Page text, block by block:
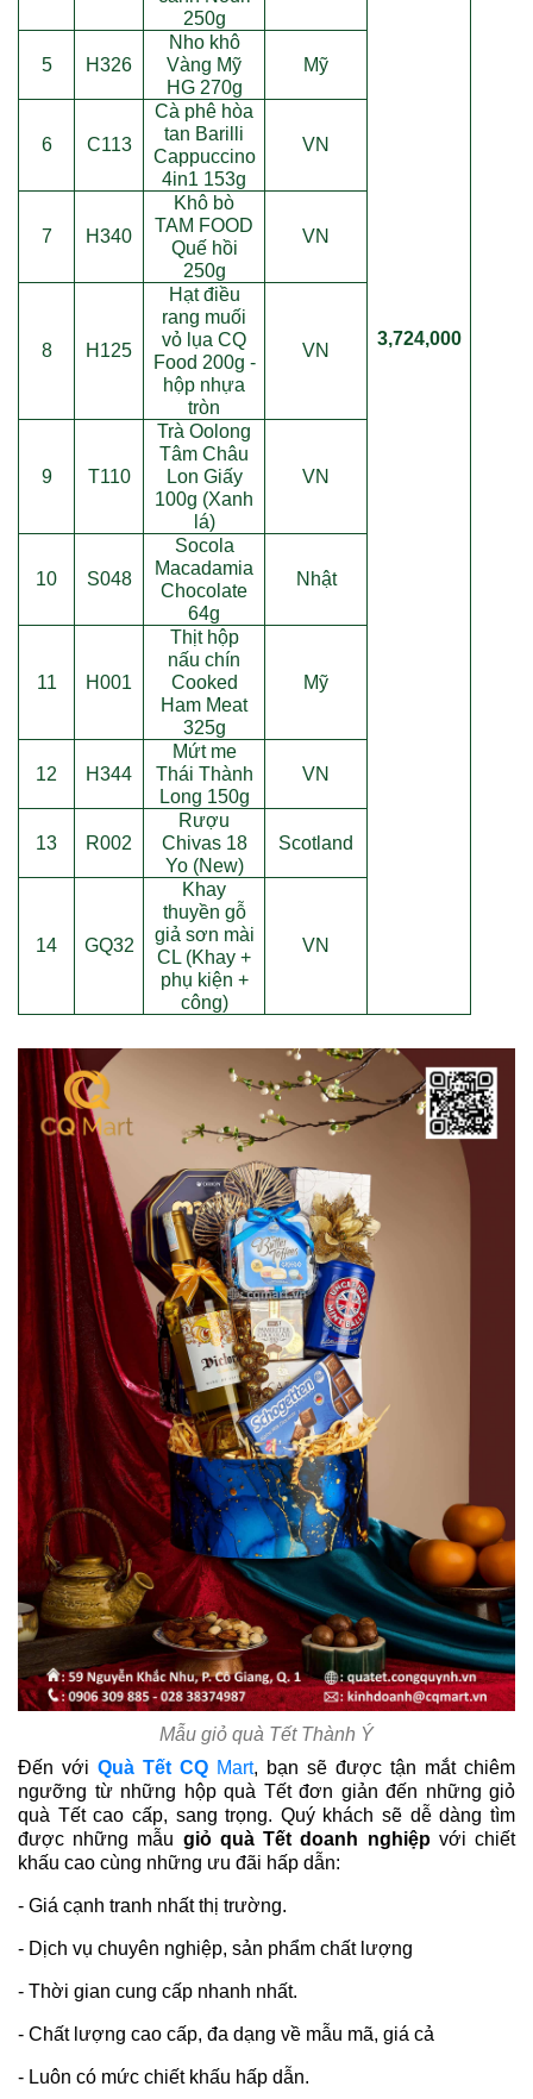
3,724,000
250g
5 H326
Nho khô
Vàng Mỹ
HG 270g
Mỹ
6 C113
Cà phê hòa
tan Barilli
Cappuccino
4in1 153g
VN
7 H340
Khô bò
TAM FOOD
Quế hồi
250g
VN
8 H125
Hạt điều
rang muối
vỏ lụa CQ
Food 200g -
hộp nhựa
tròn
VN
9 T110
Trà Oolong
Tâm Châu
Lon Giấy
100g (Xanh
lá)
VN
10 S048
Socola
Macadamia
Chocolate
64g
Nhật
11 H001
Thịt hộp
nấu chín
Cooked
Ham Meat
325g
Mỹ
12 H344
Mứt me
Thái Thành
Long 150g
VN
13 R002
Rượu
Chivas 18
Yo (New)
Scotland
14 GQ32
Khay
thuyền gỗ
giả sơn mài
CL (Khay +
phụ kiện +
công)
VN
Mẫu giỏ quà Tết Thành Ý
Đến với Quà Tết CQ Mart, bạn sẽ được tận mắt chiêm
ngưỡng từ những hộp quà Tết đơn giản đến những giỏ
quà Tết cao cấp, sang trọng. Quý khách sẽ dễ dàng tìm
được những mẫu giỏ quà Tết doanh nghiệpvới chiết
khấu cao cùng những ưu đãi hấp dẫn:
- Giá cạnh tranh nhất thị trường.
- Dịch vụ chuyên nghiệp, sản phẩm chất lượng
- Thời gian cung cấp nhanh nhất.
- Chất lượng cao cấp, đa dạng về mẫu mã, giá cả
- Luôn có mức chiết khấu hấp dẫn.